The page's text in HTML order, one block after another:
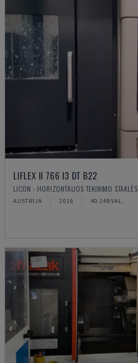
LIFLEX II 766 I3 DT B22
LICON - HORIZONTALIOS TEKINIMO STAKLĖS
AUSTRIJA 2016 40.148 VAL.